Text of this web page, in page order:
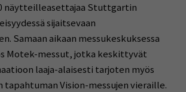
näytteilleasettajaa Stuttgartin
sijaitsevaan
Samaan aikaan messukeskuksessa
Motek-messut, jotka keskittyvät
laaja-alaisesti tarjoten myös
Vision-messujen vieraille.